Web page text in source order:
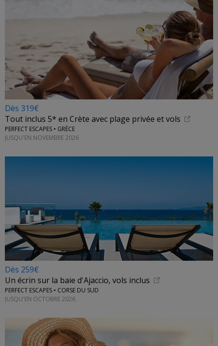
Dès 319€
Tout inclus 5* en Crète avec plage privée et vols
PERFECT ESCAPES • GRÈCE
JUSQU'EN NOVEMBRE 2026
Dès 259€
Un écrin sur la baie d'Ajaccio, vols inclus
PERFECT ESCAPES • CORSE DU SUD
JUSQU'EN OCTOBRE 2026